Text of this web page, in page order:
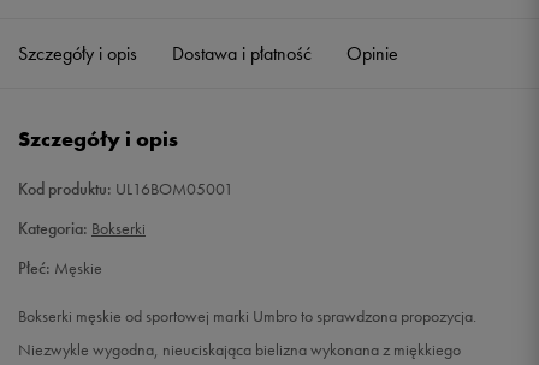
L Powiadom o dostępności
Szczegóły i opis Dostawa i płatność Opinie
Szczegóły i opis
Kod produktu: UL16BOM05001
Kategoria: Bokserki
Płeć: Męskie
Bokserki męskie od sportowej marki Umbro to sprawdzona propozycja.
Niezwykle wygodna, nieuciskająca bielizna wykonana z miękkiego